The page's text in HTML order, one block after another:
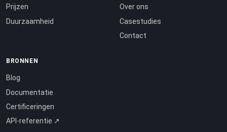
Prijzen
Duurzaamheid
Over ons
Casestudies
Contact
BRONNEN
Blog
Documentatie
Certificeringen
API-referentie ↗